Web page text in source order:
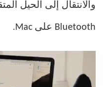
والانتقال إلى الحيل
Bluetooth على Mac.